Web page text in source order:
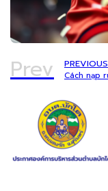
Prev PREVIOUS